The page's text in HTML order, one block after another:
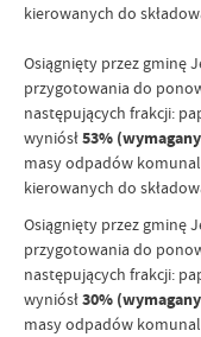
kierowanych do
Osiągnięty przez gminę
przygotowania do
następujących frakcji:
wyniósł53%
masy odpadów
kierowanych do
Osiągnięty przez gminę
przygotowania do
następujących frakcji:
wyniósł30%
masy odpadów